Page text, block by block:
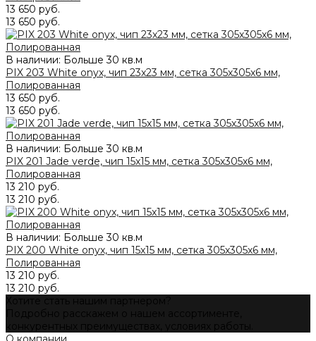
13 650 руб.
13 650 руб.
В наличии: Больше 30 кв.м
PIX 203 White onyx, чип 23x23 мм, сетка 305х305x6 мм,
Полированная
13 650 руб.
13 650 руб.
В наличии: Больше 30 кв.м
PIX 201 Jade verde, чип 15x15 мм, сетка 305х305x6 мм,
Полированная
13 210 руб.
13 210 руб.
В наличии: Больше 30 кв.м
PIX 200 White onyx, чип 15x15 мм, сетка 305х305х6 мм,
Полированная
13 210 руб.
13 210 руб.